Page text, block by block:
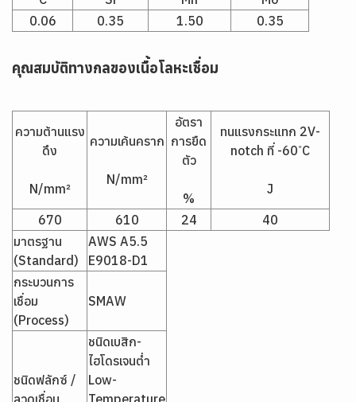
0.06
0.35 1.50 0.35
คุณสมบัติทางกลของเนื้อโลหะเชื่อม
ความต้านแรง
ดึง
N/mm²
ความเค้นคราก
N/mm²
อัตรา
การยืด
ตัว
%
ทนแรงกระแทก 2V-
notch ที่ -60 ํC
J
670
610 24
40
มาตรฐาน
(Standard)
AWS A5.5
E9018-D1
กระบวนการ
เชื่อม
(Process)
SMAW
ชนิดฟลักซ์ /
ลวดเชื่อม
ชนิดเบสิก-
ไฮโดรเจนต่ำ
Low-
Temperature